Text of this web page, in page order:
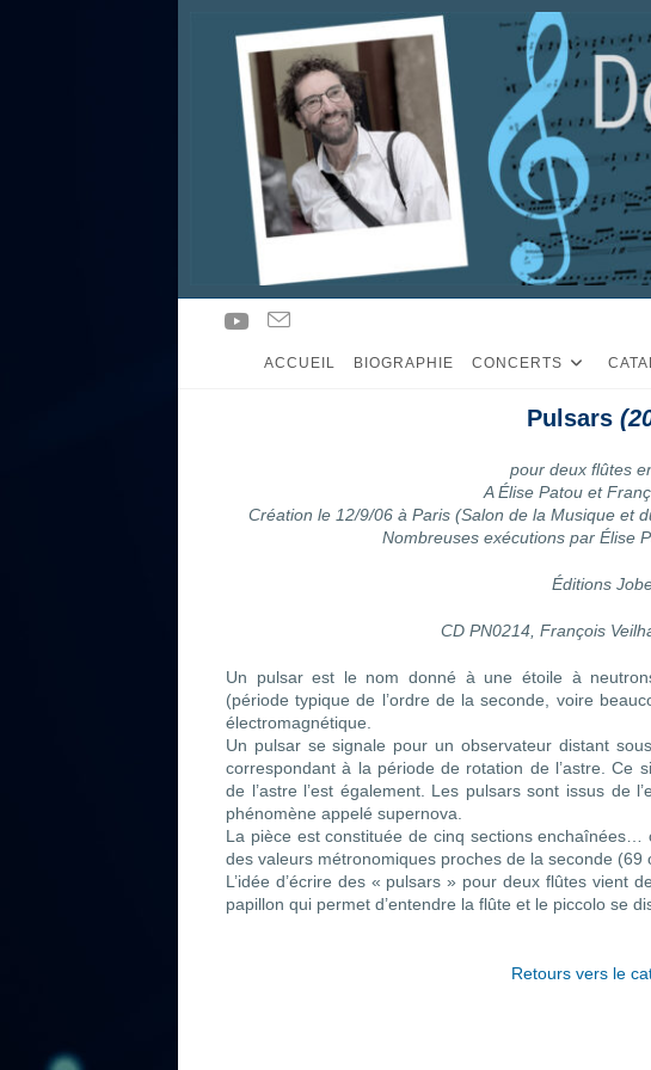
ACCUEIL BIOGRAPHIE CONCERTS
Pulsars
pour deux flûtes
A Élise Patou et
Création le 12/9/06 à Paris (Salon de la Musique et
Nombreuses exécutions par Élise
Éditions
CD PN0214, François
Un pulsar est le nom donné à une étoile à
(période typique de l’ordre de la seconde, voire
électromagnétique.
Un pulsar se signale pour un observateur distant
correspondant à la période de rotation de l’astre. Ce
de l’astre l’est également. Les pulsars sont issus de
phénomène appelé supernova.
La pièce est constituée de cinq sections
des valeurs métronomiques proches de la seconde (69
L’idée d’écrire des « pulsars » pour deux flûtes vient
papillon qui permet d’entendre la flûte et le piccolo se
Retours vers le